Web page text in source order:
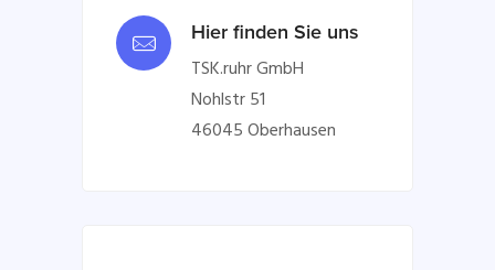
Hier finden Sie uns
TSK.ruhr GmbH
Nohlstr 51
46045 Oberhausen